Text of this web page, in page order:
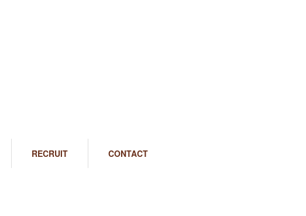
RECRUIT CONTACT